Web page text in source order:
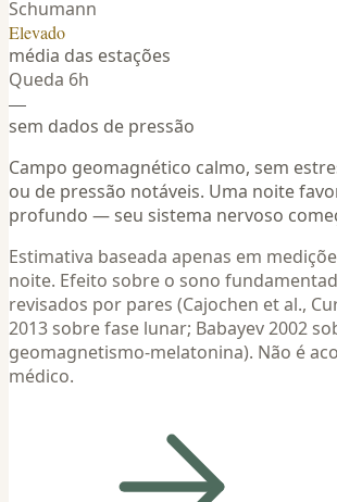
Schumann
Elevado
média das estações
Queda 6h
—
sem dados de pressão
Campo geomagnético calmo, sem
ou de pressão notáveis. Uma noite
profundo — seu sistema nervoso
Estimativa baseada apenas em
noite. Efeito sobre o sono
revisados por pares (Cajochen et al.,
2013 sobre fase lunar; Babayev 2002
geomagnetismo-melatonina). Não é
médico.